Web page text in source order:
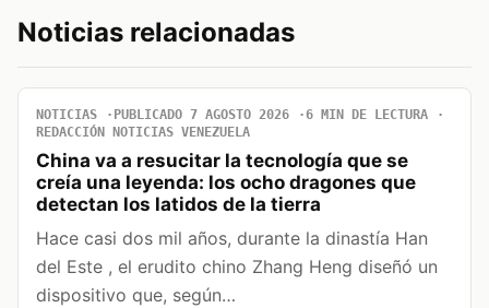
Noticias relacionadas
NOTICIAS PUBLICADO 7 AGOSTO 2026
6 MIN DE LECTURA
REDACCIÓN NOTICIAS VENEZUELA
China va a resucitar la tecnología que se
creía una leyenda: los ocho dragones que
detectan los latidos de la tierra
Hace casi dos mil años, durante la dinastía Han
del Este , el erudito chino Zhang Heng diseñó un
dispositivo que, según…